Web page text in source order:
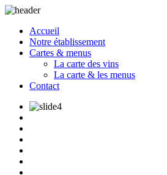
Accueil
Notre établissement
Cartes & menus
La carte des vins
La carte & les menus
Contact